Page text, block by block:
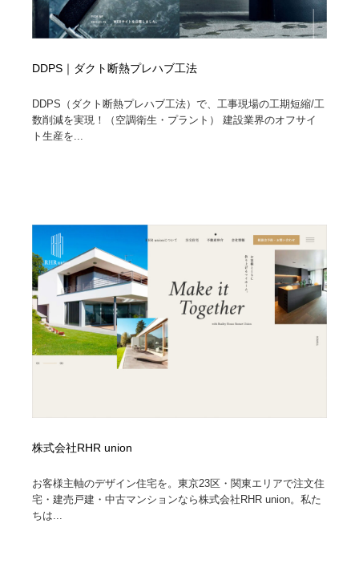
DDPS｜ダクト断熱プレハブ工法
DDPS（ダクト断熱プレハブ工法）で、工事現場の工期短縮/工
数削減を実現！（空調衛生・プラント） 建設業界のオフサイ
ト生産を...
株式会社RHR union
お客様主軸のデザイン住宅を。東京23区・関東エリアで注文住
宅・建売戸建・中古マンションなら株式会社RHR union。私た
ちは...